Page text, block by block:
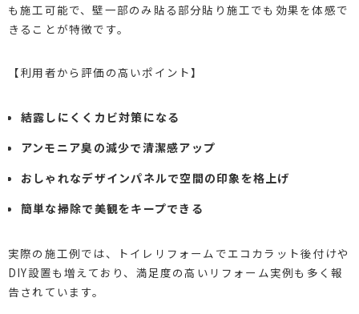
も施工可能で、壁一部のみ貼る部分貼り施工でも効果を体感で
きることが特徴です。
【利用者から評価の高いポイント】
結露しにくくカビ対策になる
アンモニア臭の減少で清潔感アップ
おしゃれなデザインパネルで空間の印象を格上げ
簡単な掃除で美観をキープできる
実際の施工例では、トイレリフォームでエコカラット後付けや
DIY設置も増えており、満足度の高いリフォーム実例も多く報
告されています。